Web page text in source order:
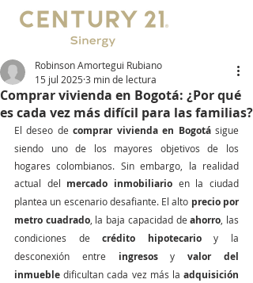
Comprar vivienda en Bogotá: ¿Por qué
es cada vez más difícil para las familias?
Robinson Amortegui Rubiano
15 jul 2025 3 min de lectura
El deseo de comprar vivienda en Bogotá sigue
siendo uno de los mayores objetivos de los
hogares colombianos. Sin embargo, la realidad
actual del mercado inmobiliario en la ciudad
plantea un escenario desafiante. El alto precio por
metro cuadrado, la baja capacidad de ahorro , las
condiciones de crédito hipotecario y la
desconexión entre ingresos y valor del
inmueble dificultan cada vez más la adquisición